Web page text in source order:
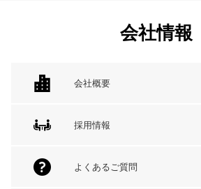
会社情報
会社概要
採用情報
よくあるご質問